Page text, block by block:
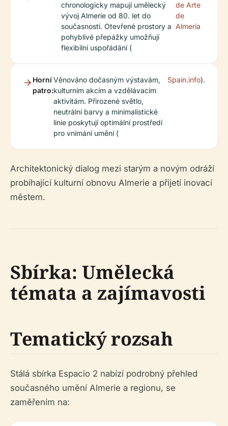
chronologicky mapují umělecký
vývoj Almerie od 80. let do
současnosti. Otevřené prostory a
pohyblivé přepážky umožňují
flexibilní uspořádání (
de Arte
de
Almería
Horní
patro:
Věnováno dočasným výstavám,
kulturním akcím a vzdělávacím
aktivitám. Přirozené světlo,
neutrální barvy a minimalistické
linie poskytují optimální prostředí
pro vnímání umění (
Spain.info).
Architektonický dialog mezi starým a novým odráží
probíhající kulturní obnovu Almerie a přijetí inovací
městem.
Sbírka: Umělecká
témata a zajímavosti
Tematický rozsah
Stálá sbírka Espacio 2 nabízí podrobný přehled
současného umění Almerie a regionu, se
zaměřením na: